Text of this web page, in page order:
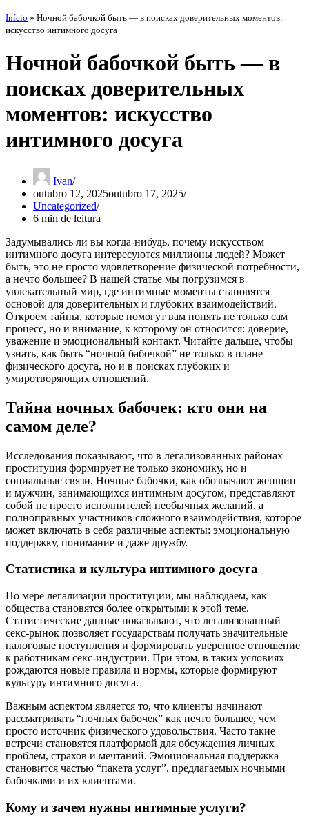
Início » Ночной бабочкой быть — в поисках доверительных моментов:
искусство интимного досуга
Ночной бабочкой быть — в
поисках доверительных
моментов: искусство
интимного досуга
Ivan
outubro 12, 2025outubro 17, 2025
Uncategorized
6 min de leitura
Задумывались ли вы когда-нибудь, почему искусством
интимного досуга интересуются миллионы людей? Может
быть, это не просто удовлетворение физической потребности,
а нечто большее? В нашей статье мы погрузимся в
увлекательный мир, где интимные моменты становятся
основой для доверительных и глубоких взаимодействий.
Откроем тайны, которые помогут вам понять не только сам
процесс, но и внимание, к которому он относится: доверие,
уважение и эмоциональный контакт. Читайте дальше, чтобы
узнать, как быть “ночной бабочкой” не только в плане
физического досуга, но и в поисках глубоких и
умиротворяющих отношений.
Тайна ночных бабочек: кто они на
самом деле?
Исследования показывают, что в легализованных районах
проституция формирует не только экономику, но и
социальные связи. Ночные бабочки, как обозначают женщин
и мужчин, занимающихся интимным досугом, представляют
собой не просто исполнителей необычных желаний, а
полноправных участников сложного взаимодействия, которое
может включать в себя различные аспекты: эмоциональную
поддержку, понимание и даже дружбу.
Статистика и культура интимного досуга
По мере легализации проституции, мы наблюдаем, как
общества становятся более открытыми к этой теме.
Статистические данные показывают, что легализованный
секс-рынок позволяет государствам получать значительные
налоговые поступления и формировать уверенное отношение
к работникам секс-индустрии. При этом, в таких условиях
рождаются новые правила и нормы, которые формируют
культуру интимного досуга.
Важным аспектом является то, что клиенты начинают
рассматривать “ночных бабочек” как нечто большее, чем
просто источник физического удовольствия. Часто такие
встречи становятся платформой для обсуждения личных
проблем, страхов и мечтаний. Эмоциональная поддержка
становится частью “пакета услуг”, предлагаемых ночными
бабочками и их клиентами.
Кому и зачем нужны интимные услуги?